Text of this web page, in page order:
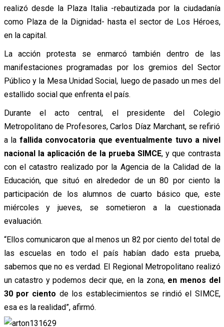
realizó desde la Plaza Italia -rebautizada por la ciudadanía
como Plaza de la Dignidad- hasta el sector de Los Héroes,
en la capital.
La acción protesta se enmarcó también dentro de las
manifestaciones programadas por los gremios del Sector
Público y la Mesa Unidad Social, luego de pasado un mes del
estallido social que enfrenta el país.
Durante el acto central, el presidente del Colegio
Metropolitano de Profesores, Carlos Díaz Marchant, se refirió
a la fallida convocatoria que eventualmente tuvo a nivel
nacional la aplicación de la prueba SIMCE, y que contrasta
con el catastro realizado por la Agencia de la Calidad de la
Educación, que situó en alrededor de un 80 por ciento la
participación de los alumnos de cuarto básico que, este
miércoles y jueves, se sometieron a la cuestionada
evaluación.
“Ellos comunicaron que al menos un 82 por ciento del total de
las escuelas en todo el país habían dado esta prueba,
sabemos que no es verdad. El Regional Metropolitano realizó
un catastro y podemos decir que, en la zona, en menos del
30 por ciento de los establecimientos se rindió el SIMCE,
esa es la realidad”, afirmó.